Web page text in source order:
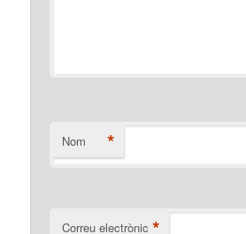
Nom *
Correu electrònic *